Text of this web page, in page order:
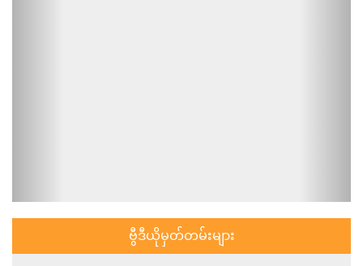
ဗွီဒီယိုမှတ်တမ်းများ